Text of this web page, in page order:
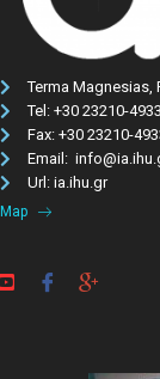
Terma Magnesias,
Tel: +30 23210-
Fax: +30 23210-
Email:
Url: ia.ihu.gr
Map